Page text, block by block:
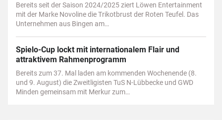
Bereits seit der Saison 2024/2025 ziert Löwen Entertainment
mit der Marke Novoline die Trikotbrust der Roten Teufel. Das
Unternehmen aus Bingen am…
Spielo-Cup lockt mit internationalem Flair und
attraktivem Rahmenprogramm
Bereits zum 37. Mal laden am kommenden Wochenende (8.
und 9. August) die Zweitligisten TuS N-Lübbecke und GWD
Minden gemeinsam mit Merkur zum…